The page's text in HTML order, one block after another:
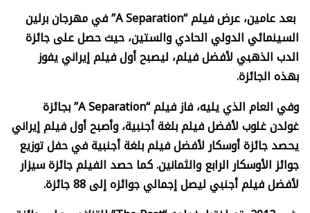
بعد عامين، عرض فيلم “A Separation” في مهرجان برلين
السينمائي الدولي الحادي والستين، حيث حصل على جائزة
الدب الذهبي لأفضل فيلم، ليصبح أول فيلم إيراني يفوز
بهذه الجائزة.
وفي العام الذي يليه، فاز فيلم “A Separation” بجائزة
غولدن غلوب لأفضل فيلم بلغة أجنبية، وأصبح أول فيلم إيراني
يحصد جائزة أوسكار لأفضل فيلم بلغة أجنبية في حفل توزيع
جوائز الأوسكار الرابع والثمانين. كما حصد الفيلم جائزة سيزار
لأفضل فيلم أجنبي ليصل إجمالي جوائزه إلى 88 جائزة.